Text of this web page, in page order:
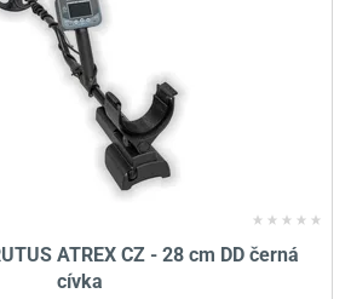
ATREX CZ - 28 cm DD černá
cívka